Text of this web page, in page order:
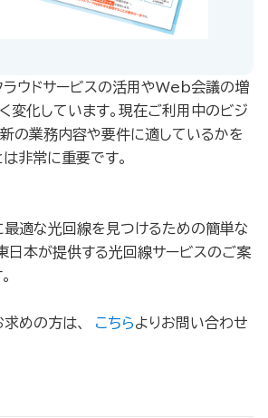
ウドサービスの活用やWeb会議の増
変化しています。現在ご利用中のビジ
の業務内容や要件に適しているかを
非常に重要です。
最適な光回線を見つけるための簡単な
日本が提供する光回線サービスのご案
めの方は、 こちらよりお問い合わせ